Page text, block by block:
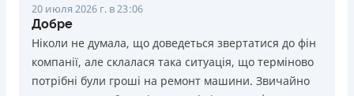
20 июля 2026 г. в 23:06
Добре
Ніколи не думала, що доведеться звертатися до фін
компанії, але склалася така ситуація, що терміново
потрібні були гроші на ремонт машини. Звичайно